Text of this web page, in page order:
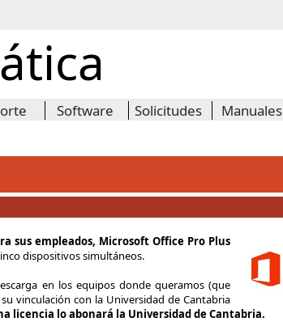
Software Solicitudes Manuales
sus empleados, Microsoft Office Pro Plus
dispositivos simultáneos.
en los equipos donde queramos (que
vinculación con la Universidad de Cantabria
licencia lo abonará la Universidad de Cantabria.